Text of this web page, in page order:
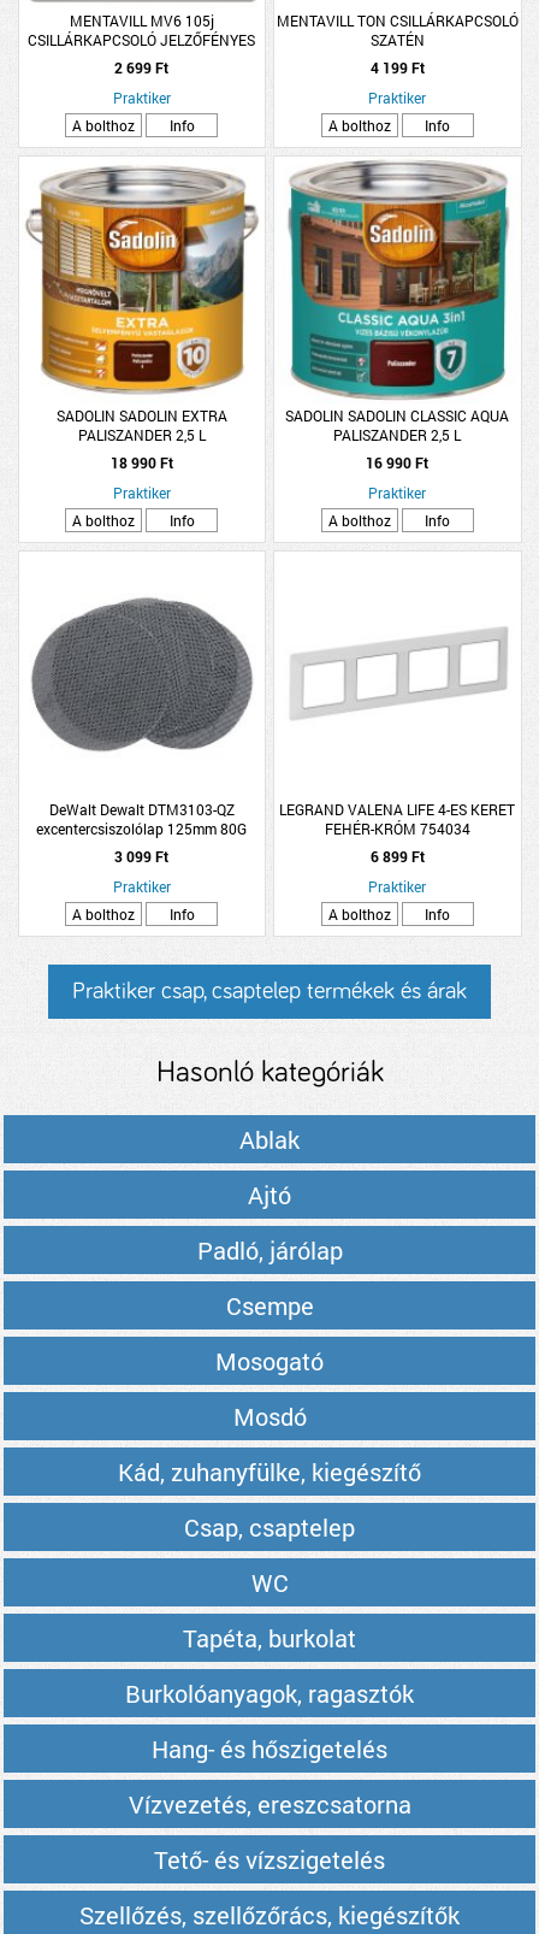
MENTAVILL MV6 105j
CSILLÁRKAPCSOLÓ JELZŐFÉNYES
2 699 Ft
Praktiker
A bolthoz
Info
MENTAVILL TON CSILLÁRKAPCSOLÓ
SZATÉN
4 199 Ft
Praktiker
A bolthoz
Info
SADOLIN SADOLIN EXTRA
PALISZANDER 2,5 L
18 990 Ft
Praktiker
A bolthoz
Info
SADOLIN SADOLIN CLASSIC AQUA
PALISZANDER 2,5 L
16 990 Ft
Praktiker
A bolthoz
Info
DeWalt Dewalt DTM3103-QZ
excentercsiszolólap 125mm 80G
5db/csomag, DTM3103-QZ
3 099 Ft
Praktiker
A bolthoz
Info
LEGRAND VALENA LIFE 4-ES KERET
FEHÉR-KRÓM 754034
6 899 Ft
Praktiker
A bolthoz
Info
Praktiker csap, csaptelep termékek és árak
Hasonló kategóriák
Ablak
Ajtó
Padló, járólap
Csempe
Mosogató
Mosdó
Kád, zuhanyfülke, kiegészítő
Csap, csaptelep
WC
Tapéta, burkolat
Burkolóanyagok, ragasztók
Hang- és hőszigetelés
Vízvezetés, ereszcsatorna
Tető- és vízszigetelés
Szellőzés, szellőzőrács, kiegészítők